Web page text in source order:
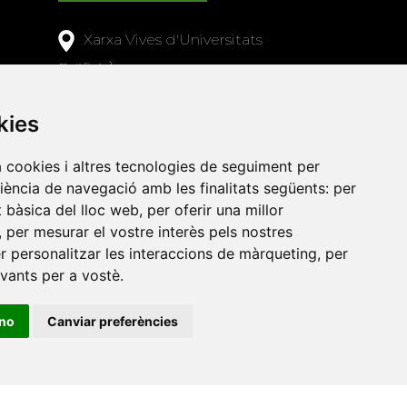
i altres tecnologies de seguiment per
de navegació amb les finalitats següents: per
del lloc web, per oferir una millor
, per mesurar el vostre interès pels nostres
personalitzar les interaccions de màrqueting, per
per a vostè.
Canviar preferències
a
Xarxa Vives d'Universitats
Edifici Àgora
e-buc@vives.org
+34 964 72 89 93
Amb el suport
de